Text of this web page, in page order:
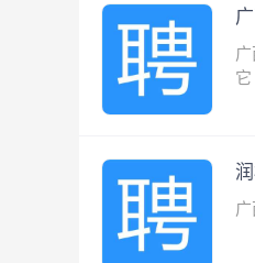
它